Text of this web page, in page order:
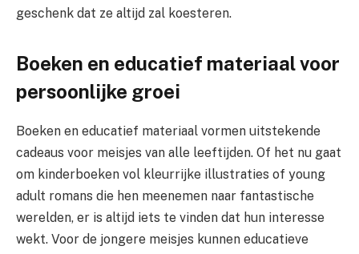
geschenk dat ze altijd zal koesteren.
Boeken en educatief materiaal voor
persoonlijke groei
Boeken en educatief materiaal vormen uitstekende
cadeaus voor meisjes van alle leeftijden. Of het nu gaat
om kinderboeken vol kleurrijke illustraties of young
adult romans die hen meenemen naar fantastische
werelden, er is altijd iets te vinden dat hun interesse
wekt. Voor de jongere meisjes kunnen educatieve